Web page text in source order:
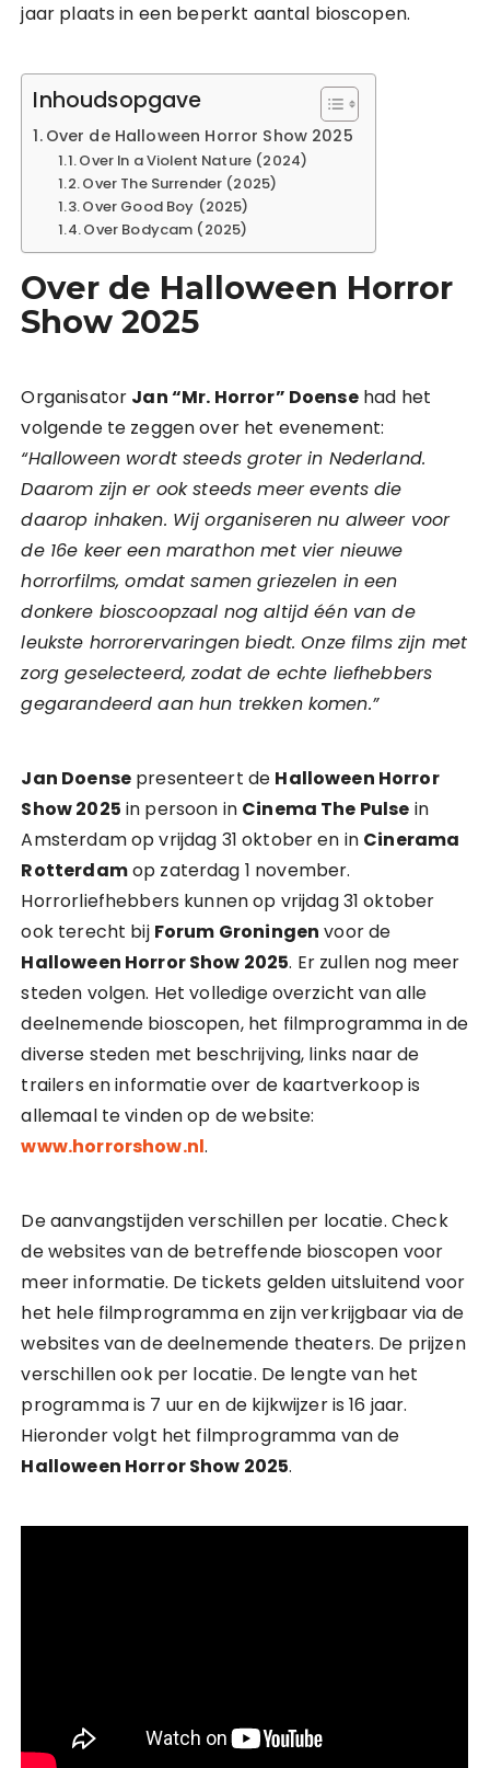
jaar plaats in een beperkt aantal bioscopen.
Inhoudsopgave
Over de Halloween Horror Show 2025
Over In a Violent Nature (2024)
Over The Surrender (2025)
Over Good Boy (2025)
Over Bodycam (2025)
Over de Halloween Horror
Show 2025
Organisator Jan “Mr. Horror” Doensehad het
volgende te zeggen over het evenement:
“Halloween wordt steeds groter in Nederland.
Daarom zijn er ook steeds meer events die
daarop inhaken. Wij organiseren nu alweer voor
de 16e keer een marathon met vier nieuwe
horrorfilms, omdat samen griezelen in een
donkere bioscoopzaal nog altijd één van de
leukste horrorervaringen biedt. Onze films zijn met
zorg geselecteerd, zodat de echte liefhebbers
gegarandeerd aan hun trekken komen.”
Jan Doensepresenteert de Halloween Horror
Show 2025 in persoon in Cinema The Pulse in
Amsterdam op vrijdag 31 oktober en in Cinerama
Rotterdamop zaterdag 1 november.
Horrorliefhebbers kunnen op vrijdag 31 oktober
ook terecht bij Forum Groningen voor de
Halloween Horror Show 2025. Er zullen nog meer
steden volgen. Het volledige overzicht van alle
deelnemende bioscopen, het filmprogramma in de
diverse steden met beschrijving, links naar de
trailers en informatie over de kaartverkoop is
allemaal te vinden op de website:
www.horrorshow.nl.
De aanvangstijden verschillen per locatie. Check
de websites van de betreffende bioscopen voor
meer informatie. De tickets gelden uitsluitend voor
het hele filmprogramma en zijn verkrijgbaar via de
websites van de deelnemende theaters. De prijzen
verschillen ook per locatie. De lengte van het
programma is 7 uur en de kijkwijzer is 16 jaar.
Hieronder volgt het filmprogramma van de
Halloween Horror Show 2025.